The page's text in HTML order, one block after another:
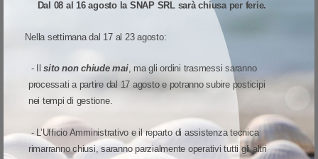
Dal 08 al 16 agosto la SNAP SRL sarà chiusa per ferie.
Nella settimana dal 17 al 23 agosto:
- Ilsito non chiude mai, ma gli ordini trasmessi saranno
processati a partire dal 17 agosto e potranno subire posticipi
nei tempi di gestione.
- L’Ufficio Amministrativo e il reparto di assistenza tecnica
rimarranno chiusi, saranno parzialmente operativi tutti gli altri
Wish list
Acquisto minimo: 18 PZ
SCONTO QUANTITÀ